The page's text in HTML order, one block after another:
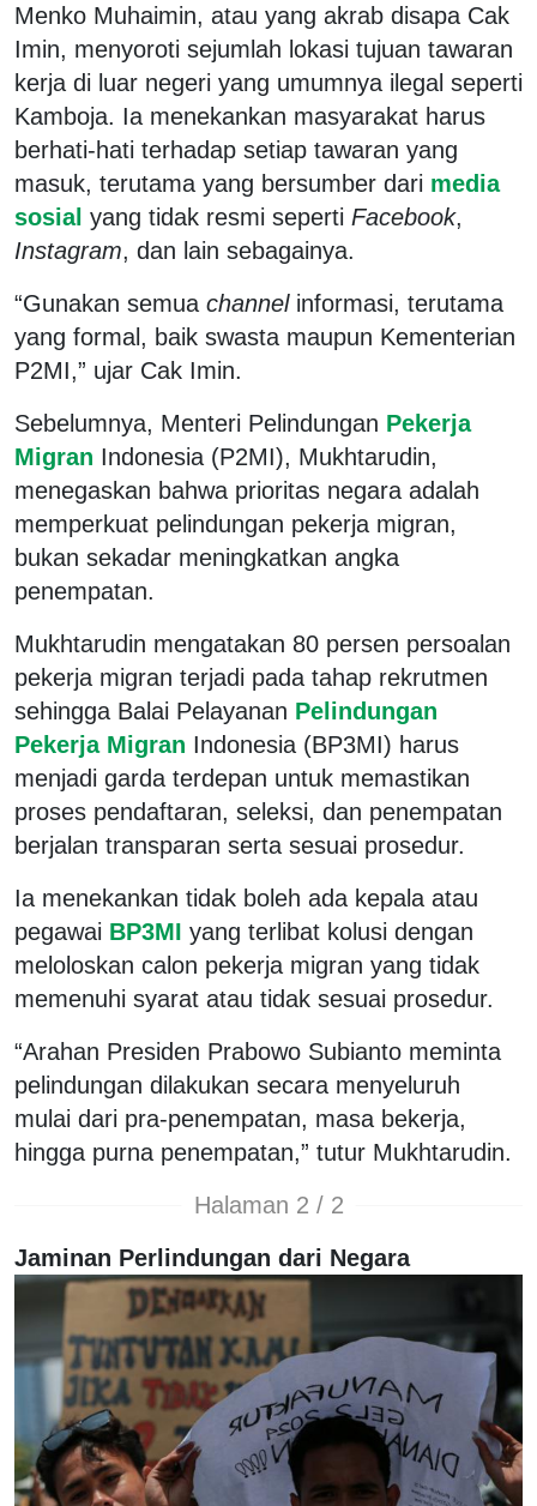
Menko Muhaimin, atau yang akrab disapa Cak
Imin, menyoroti sejumlah lokasi tujuan tawaran
kerja di luar negeri yang umumnya ilegal seperti
Kamboja. Ia menekankan masyarakat harus
berhati-hati terhadap setiap tawaran yang
masuk, terutama yang bersumber dari media
sosial yang tidak resmi seperti Facebook,
Instagram, dan lain sebagainya.
“Gunakan semua channelinformasi, terutama
yang formal, baik swasta maupun Kementerian
P2MI,” ujar Cak Imin.
Sebelumnya, Menteri Pelindungan Pekerja
Migran Indonesia (P2MI), Mukhtarudin,
menegaskan bahwa prioritas negara adalah
memperkuat pelindungan pekerja migran,
bukan sekadar meningkatkan angka
penempatan.
Mukhtarudin mengatakan 80 persen persoalan
pekerja migran terjadi pada tahap rekrutmen
sehingga Balai Pelayanan Pelindungan
Pekerja Migran Indonesia (BP3MI) harus
menjadi garda terdepan untuk memastikan
proses pendaftaran, seleksi, dan penempatan
berjalan transparan serta sesuai prosedur.
Ia menekankan tidak boleh ada kepala atau
pegawai BP3MI yang terlibat kolusi dengan
meloloskan calon pekerja migran yang tidak
memenuhi syarat atau tidak sesuai prosedur.
“Arahan Presiden Prabowo Subianto meminta
pelindungan dilakukan secara menyeluruh
mulai dari pra-penempatan, masa bekerja,
hingga purna penempatan,” tutur Mukhtarudin.
Halaman 2 / 2
Jaminan Perlindungan dari Negara